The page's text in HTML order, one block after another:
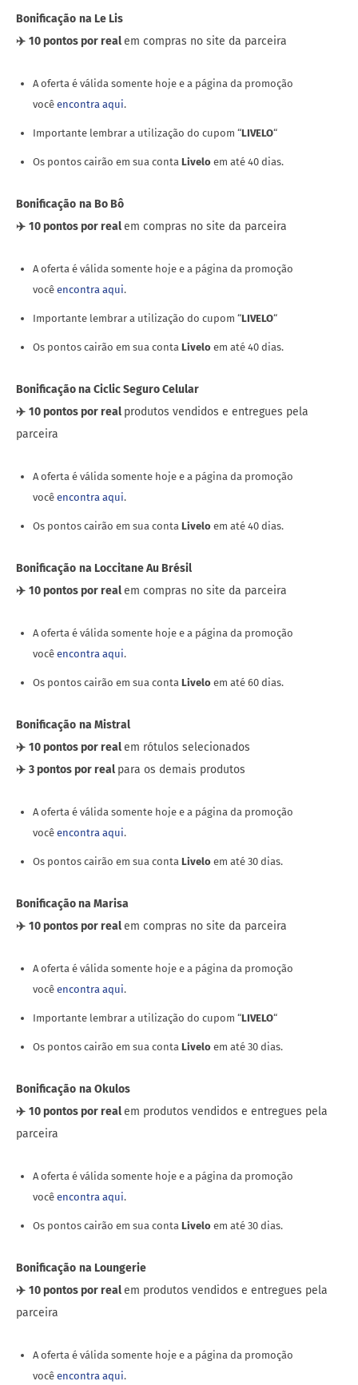
Bonificação na Le Lis
✈️ 10 pontos por realem compras no site da parceira
A oferta é válida somente hoje e a página da promoção
você encontra aqui.
Importante lembrar a utilização do cupom “LIVELO“
Os pontos cairão em sua conta Livelo em até 40 dias.
Bonificação na Bo Bô
✈️ 10 pontos por realem compras no site da parceira
A oferta é válida somente hoje e a página da promoção
você encontra aqui.
Importante lembrar a utilização do cupom “LIVELO“
Os pontos cairão em sua conta Livelo em até 40 dias.
Bonificação na Ciclic Seguro Celular
✈️ 10 pontos por real produtos vendidos e entregues pela
parceira
A oferta é válida somente hoje e a página da promoção
você encontra aqui.
Os pontos cairão em sua conta Livelo em até 40 dias.
Bonificação na Loccitane Au Brésil
✈️ 10 pontos por realem compras no site da parceira
A oferta é válida somente hoje e a página da promoção
você encontra aqui.
Os pontos cairão em sua conta Livelo em até 60 dias.
Bonificação na Mistral
✈️ 10 pontos por realem rótulos selecionados
✈️ 3 pontos por real para os demais produtos
A oferta é válida somente hoje e a página da promoção
você encontra aqui.
Os pontos cairão em sua conta Livelo em até 30 dias.
Bonificação na Marisa
✈️ 10 pontos por realem compras no site da parceira
A oferta é válida somente hoje e a página da promoção
você encontra aqui.
Importante lembrar a utilização do cupom “LIVELO“
Os pontos cairão em sua conta Livelo em até 30 dias.
Bonificação na Okulos
✈️ 10 pontos por realem produtos vendidos e entregues pela
parceira
A oferta é válida somente hoje e a página da promoção
você encontra aqui.
Os pontos cairão em sua conta Livelo em até 30 dias.
Bonificação na Loungerie
✈️ 10 pontos por realem produtos vendidos e entregues pela
parceira
A oferta é válida somente hoje e a página da promoção
você encontra aqui.